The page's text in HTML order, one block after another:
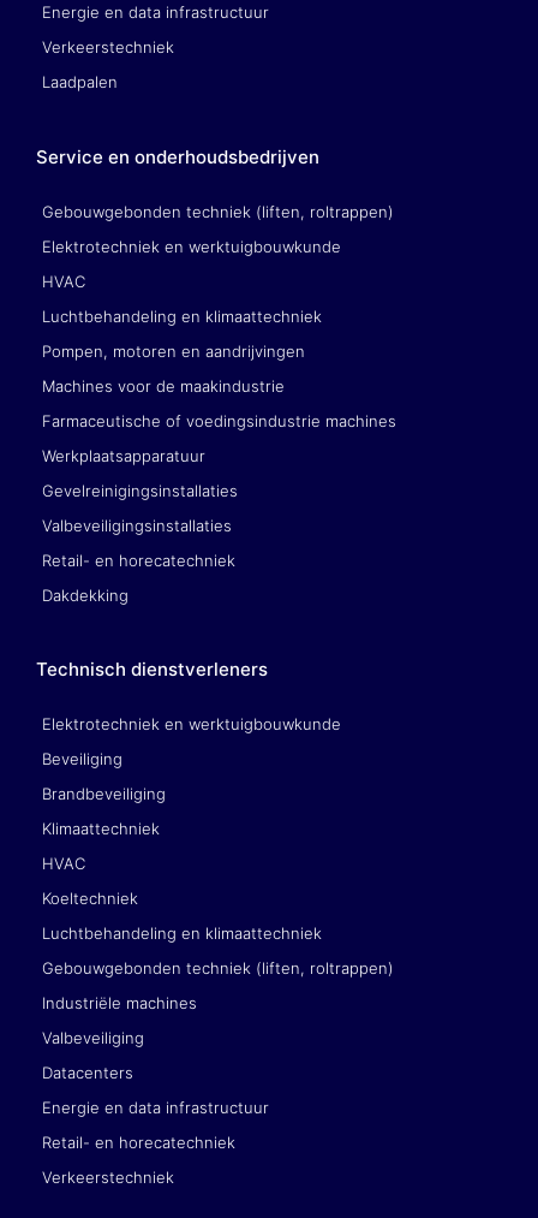
Energie en data infrastructuur
Verkeerstechniek
Laadpalen
Service en onderhoudsbedrijven
Gebouwgebonden techniek (liften, roltrappen)
Elektrotechniek en werktuigbouwkunde
HVAC
Luchtbehandeling en klimaattechniek
Pompen, motoren en aandrijvingen
Machines voor de maakindustrie
Farmaceutische of voedingsindustrie machines
Werkplaatsapparatuur
Gevelreinigingsinstallaties
Valbeveiligingsinstallaties
Retail- en horecatechniek
Dakdekking
Technisch dienstverleners
Elektrotechniek en werktuigbouwkunde
Beveiliging
Brandbeveiliging
Klimaattechniek
HVAC
Koeltechniek
Luchtbehandeling en klimaattechniek
Gebouwgebonden techniek (liften, roltrappen)
Industriële machines
Valbeveiliging
Datacenters
Energie en data infrastructuur
Retail- en horecatechniek
Verkeerstechniek